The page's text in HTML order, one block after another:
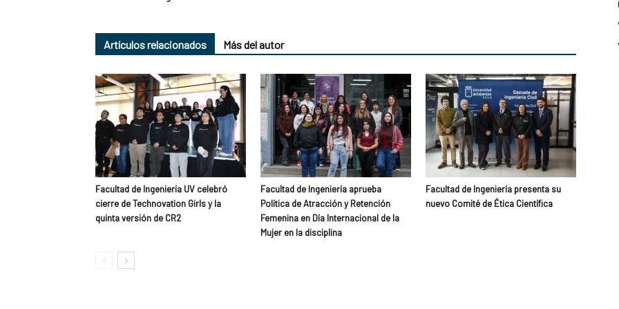
Artículos relacionados Más del autor
Facultad de Ingeniería UV celebró
cierre de Technovation Girls y la
quinta versión de CR2
Facultad de Ingeniería aprueba
Política de Atracción y Retención
Femenina en Día Internacional de la
Mujer en la disciplina
Facultad de Ingeniería presenta su
nuevo Comité de Ética Científica